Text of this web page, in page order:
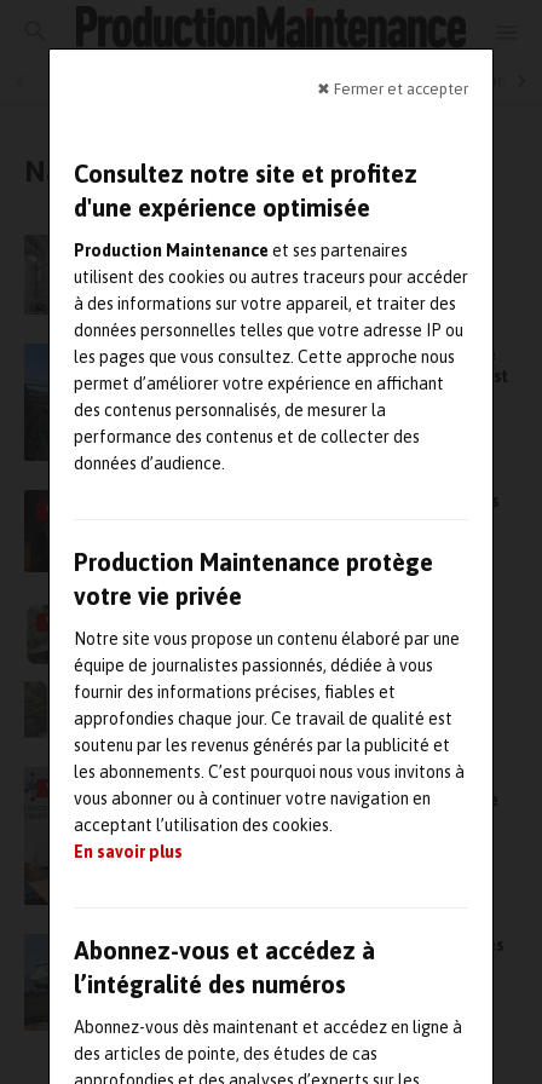
✖ Fermer et accepter
Consultez notre site et profitez
d'une expérience optimisée
Production Maintenanceet ses partenaires
utilisent des cookies ou autres traceurs pour accéder
à des informations sur votre appareil, et traiter des
données personnelles telles que votre adresse IP ou
les pages que vous consultez. Cette approche nous
permet d’améliorer votre expérience en affichant
des contenus personnalisés, de mesurer la
performance des contenus et de collecter des
données d’audience.
Production Maintenance protège
votre vie privée
Notre site vous propose un contenu élaboré par une
équipe de journalistes passionnés, dédiée à vous
fournir des informations précises, fiables et
approfondies chaque jour. Ce travail de qualité est
soutenu par les revenus générés par la publicité et
les abonnements. C’est pourquoi nous vous invitons à
vous abonner ou à continuer votre navigation en
acceptant l’utilisation des cookies.
En savoir plus
Abonnez-vous et accédez à
l’intégralité des numéros
Abonnez-vous dès maintenant et accédez en ligne à
des articles de pointe, des études de cas
Maintenance en production
Naval / nautisme
Analyse vibratoire en mer
Altrad Endel prend en charge la maintenance
des bateaux-portes de la base navale de Brest
Succès du Forum 2MF 2025 – retrouvez toutes
VIDÉO
compétences en maintenance selon les
marchés
VIDÉO
Le Mediterranean Maintenance Forum (2MF)
2025 est officiellement lancé et rassemble de
nombreux partenaires clefs
VIDÉO
Des engagements forts pour la pérennité des
Marseille Fos